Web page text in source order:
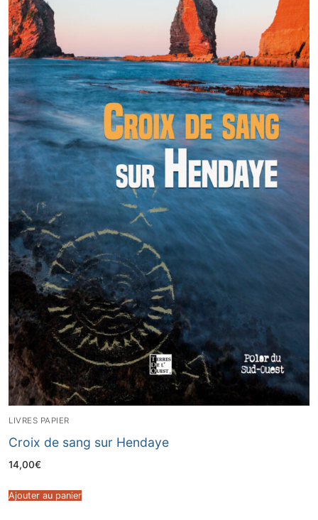
LIVRES PAPIER
Croix de sang sur Hendaye
14,00€
Ajouter au panier